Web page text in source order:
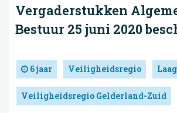
Vergaderstukken
Bestuur 25 juni 2020
6 jaar Veiligheidsregio Laag
Veiligheidsregio Gelderland-Zuid